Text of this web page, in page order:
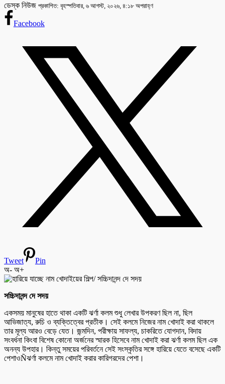
ডেস্ক নিউজ প্রকাশিত: বৃহস্পতিবার, ৬ আগস্ট, ২০২৬, ৪:১৮ অপরাহ্ণ
Facebook
Tweet
Pin
অ- অ+
সচ্চিদানন্দ দে সদয়
একসময় মানুষের হাতে থাকা একটি ঝর্ণা কলম শুধু লেখার উপকরণ ছিল না, ছিল
আভিজাত্য, রুচি ও ব্যক্তিত্বের প্রতীক। সেই কলমে নিজের নাম খোদাই করা থাকলে
তার মূল্য আরও বেড়ে যেত। জন্মদিন, পরীক্ষায় সাফল্য, চাকরিতে যোগদান, বিদায়
সংবর্ধনা কিংবা বিশেষ কোনো অর্জনের স্মারক হিসেবে নাম খোদাই করা ঝর্ণা কলম ছিল এক
অনন্য উপহার। কিন্তু সময়ের পরিবর্তনে সেই সংস্কৃতির সঙ্গে হারিয়ে যেতে বসেছে একটি
পেশাওÑঝর্ণা কলমে নাম খোদাই করার কারিগরদের পেশা।